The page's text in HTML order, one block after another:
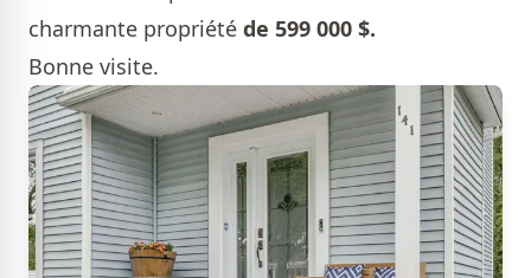
charmante propriété de 599 000 $.
Bonne visite.